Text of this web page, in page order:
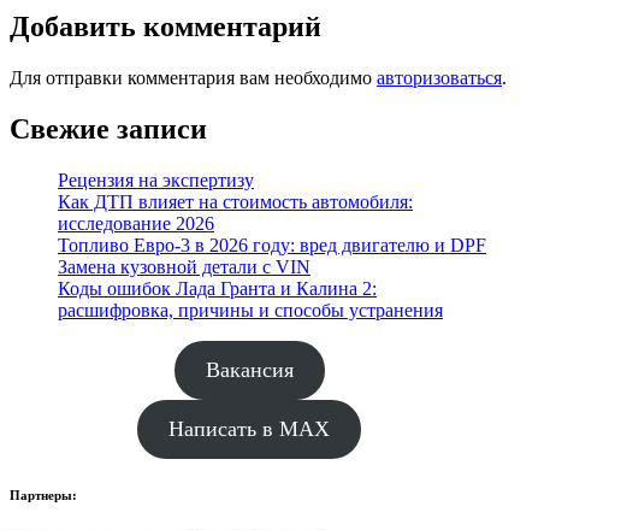
Добавить комментарий
Для отправки комментария вам необходимо авторизоваться.
Свежие записи
Рецензия на экспертизу
Как ДТП влияет на стоимость автомобиля:
исследование 2026
Топливо Евро-3 в 2026 году: вред двигателю и DPF
Замена кузовной детали с VIN
Коды ошибок Лада Гранта и Калина 2:
расшифровка, причины и способы устранения
Вакансия
Написать в MAX
Партнеры: